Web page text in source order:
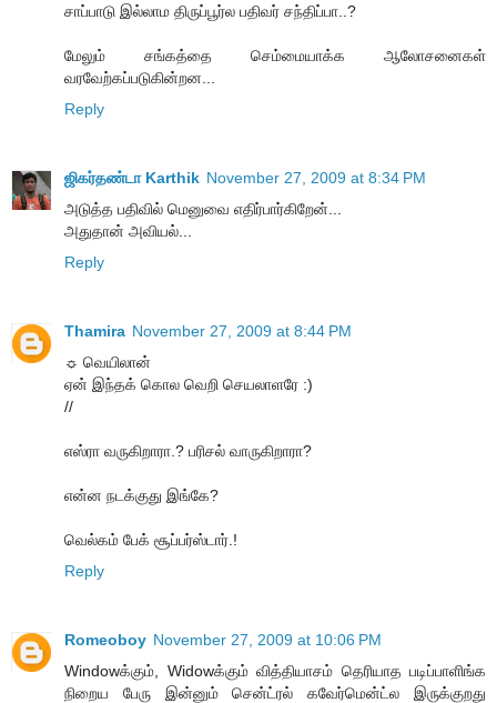
சாப்பாடு இல்லாம திருப்பூர்ல பதிவர் சந்திப்பா..?
மேலும் சங்கத்தை செம்மையாக்க ஆலோசனைகள்
வரவேற்கப்படுகின்றன...
Reply
ஜிகர்தண்டா Karthik November 27, 2009 at 8:34 PM
அடுத்த பதிவில் மெனுவை எதிர்பார்கிறேன்...
அதுதான் அவியல்...
Reply
Thamira November 27, 2009 at 8:44 PM
☼ வெயிலான்
ஏன் இந்தக் கொல வெறி செயலாளரே :)
//
எஸ்ரா வருகிறாரா.? பரிசல் வாருகிறாரா?
என்ன நடக்குது இங்கே?
வெல்கம் பேக் சூப்பர்ஸ்டார்.!
Reply
Romeoboy November 27, 2009 at 10:06 PM
Windowக்கும், Widowக்கும் வித்தியாசம் தெரியாத படிப்பாளிங்க
நிறைய பேரு இன்னும் சென்ட்ரல் கவேர்மென்ட்ல இருக்குறது